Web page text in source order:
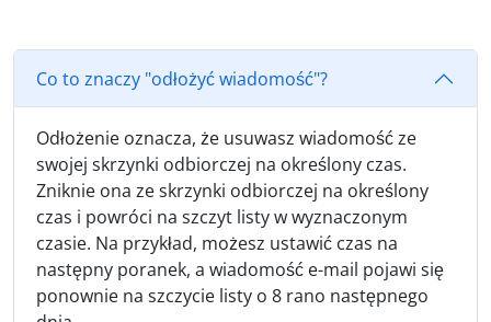
Co to znaczy "odłożyć wiadomość"?
Odłożenie oznacza, że usuwasz wiadomość ze
swojej skrzynki odbiorczej na określony czas.
Zniknie ona ze skrzynki odbiorczej na określony
czas i powróci na szczyt listy w wyznaczonym
czasie. Na przykład, możesz ustawić czas na
następny poranek, a wiadomość e-mail pojawi się
ponownie na szczycie listy o 8 rano następnego